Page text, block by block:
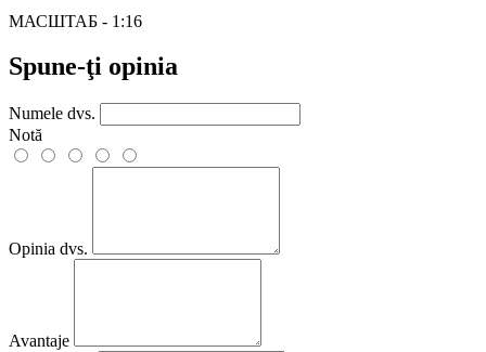
МАСШТАБ - 1:16
Spune-ţi opinia
Numele dvs.
Notă
Opinia dvs.
Avantaje